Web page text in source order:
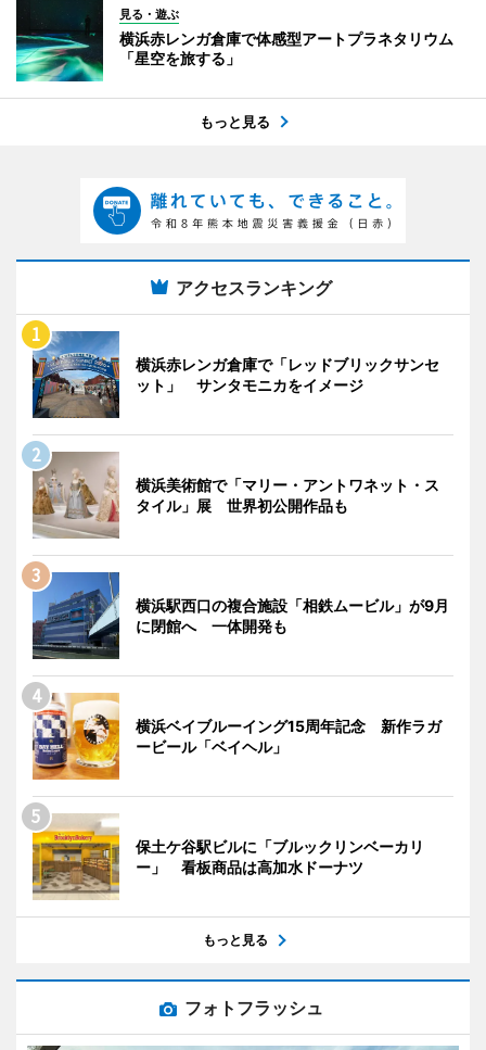
見る・遊ぶ
横浜赤レンガ倉庫で体感型アートプラネタリウム
「星空を旅する」
もっと見る
アクセスランキング
横浜赤レンガ倉庫で「レッドブリックサンセ
ット」 サンタモニカをイメージ
横浜美術館で「マリー・アントワネット・ス
タイル」展 世界初公開作品も
横浜駅西口の複合施設「相鉄ムービル」が9月
に閉館へ 一体開発も
横浜ベイブルーイング15周年記念 新作ラガ
ービール「ベイヘル」
保土ケ谷駅ビルに「ブルックリンベーカリ
ー」 看板商品は高加水ドーナツ
もっと見る
フォトフラッシュ